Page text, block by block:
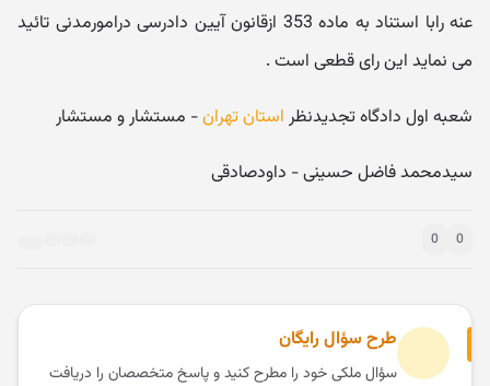
عنه رابا استناد به ماده 353 ازقانون آیین دادرسی درامورمدنی تائید
می نماید این رای قطعی است .
شعبه اول دادگاه تجدیدنظر استان تهران- مستشار و مستشار
​سیدمحمد فاضل حسینی - داودصادقی
0
0
طرح سؤال رایگان
سؤال ملکی خود را مطرح کنید و پاسخ متخصصان را دریافت